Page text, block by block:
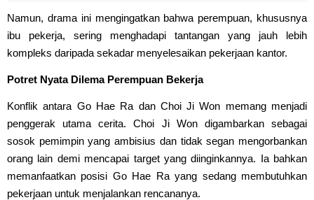
Namun, drama ini mengingatkan bahwa perempuan, khususnya
ibu pekerja, sering menghadapi tantangan yang jauh lebih
kompleks daripada sekadar menyelesaikan pekerjaan kantor.
Potret Nyata Dilema Perempuan Bekerja
Konflik antara Go Hae Ra dan Choi Ji Won memang menjadi
penggerak utama cerita. Choi Ji Won digambarkan sebagai
sosok pemimpin yang ambisius dan tidak segan mengorbankan
orang lain demi mencapai target yang diinginkannya. Ia bahkan
memanfaatkan posisi Go Hae Ra yang sedang membutuhkan
pekerjaan untuk menjalankan rencananya.